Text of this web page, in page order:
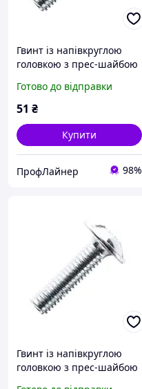
Гвинт із напівкруглою
головкою з прес-шайбою
міцний. 4.8 цинк білий
(пач. 50 шт.)
Готово до відправки
51 ₴
Купити
ПрофЛайнер 98%
Гвинт із напівкруглою
головкою з прес-шайбою